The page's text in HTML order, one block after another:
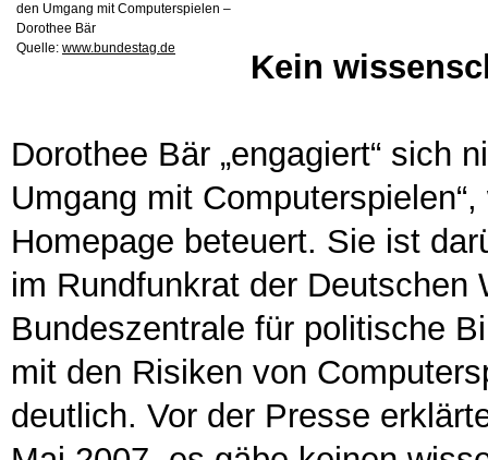
den Umgang mit Computerspielen –
Dorothee Bär
Quelle: www.bundestag.de Kein
Dorothee Bär „engagiert“ sich
Umgang mit
Homepage beteuert. Sie ist
im Rundfunkrat der Deutschen
Bundeszentrale für politische
mit den Risiken von
deutlich. Vor der Presse